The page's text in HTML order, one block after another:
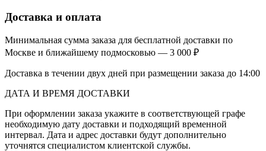
Доставка и оплата
Минимальная сумма заказа для бесплатной доставки по
Москве и ближайшему подмосковью — 3 000 ₽
Доставка в течении двух дней при размещении заказа до 14:00
ДАТА И ВРЕМЯ ДОСТАВКИ
При оформлении заказа укажите в соответствующей графе
необходимую дату доставки и подходящий временной
интервал. Дата и адрес доставки будут дополнительно
уточнятся специалистом клиентской службы.